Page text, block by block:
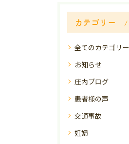
カテゴリー
全てのカテゴリー
お知らせ
庄内ブログ
患者様の声
交通事故
妊婦